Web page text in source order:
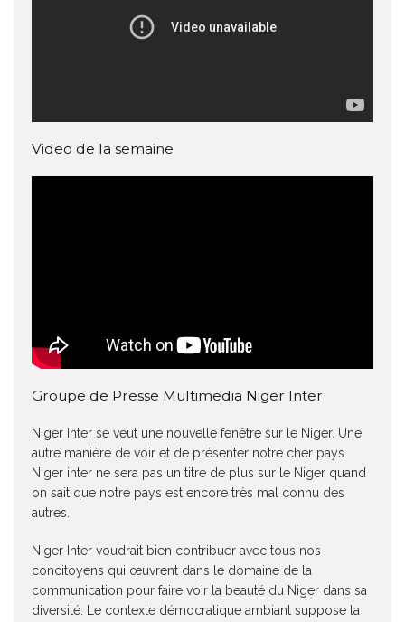
Video de la semaine
Groupe de Presse Multimedia Niger Inter
Niger Inter se veut une nouvelle fenêtre sur le Niger. Une
autre manière de voir et de présenter notre cher pays.
Niger inter ne sera pas un titre de plus sur le Niger quand
on sait que notre pays est encore très mal connu des
autres.
Niger Inter voudrait bien contribuer avec tous nos
concitoyens qui œuvrent dans le domaine de la
communication pour faire voir la beauté du Niger dans sa
diversité. Le contexte démocratique ambiant suppose la